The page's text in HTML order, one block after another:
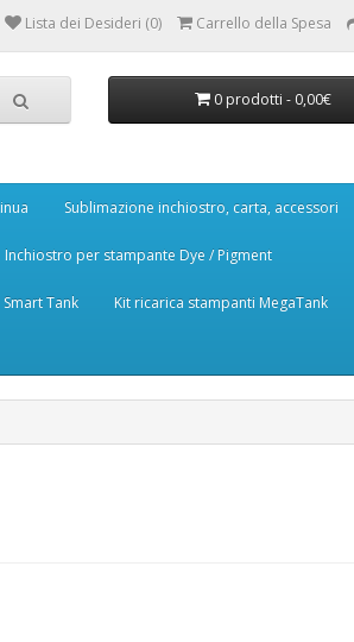
Lista dei Desideri (0) Carrello della Spesa
0 prodotti - 0,00€
Sublimazione inchiostro, carta, accessori
Inchiostro per stampante Dye / Pigment
Tank Kit ricarica stampanti MegaTank